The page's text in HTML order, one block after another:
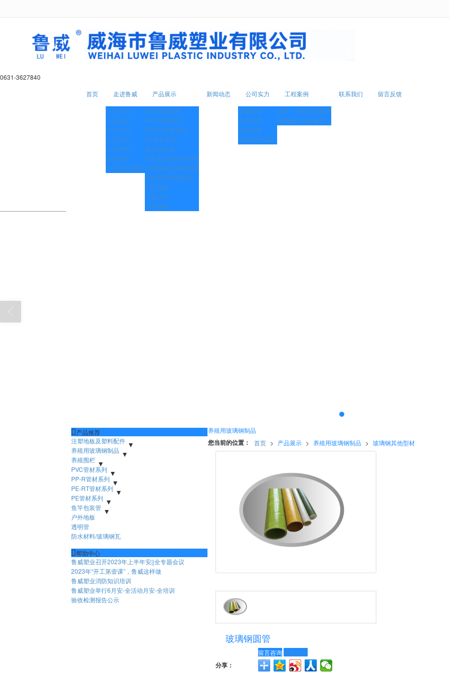
0631-3627840
首页
走进鲁威
公司介绍
企业资质
办公环境
企业文化
企业详情
组织构架
产品360°视频
产品展示
PVC管材系列
PP-R管材系列
PE-RT管材系列
PE管材系列
鱼竿包装管
水乳型沥青防水材料
注塑地板及塑料配件
养殖用玻璃钢制品
PVC墙板
注塑小件
户外地板
新闻动态
公司实力
仓储环境
车间环境
实验设备
实验室样品室
工程案例
管件、管材工程案例
养殖配件工程案例
联系我们 留言反馈
养殖用玻璃钢制品
您当前的位置： 首页 > 产品展示 > 养殖用玻璃钢制品 > 玻璃钢其他型材
玻璃钢圆管
留言咨询 更多信息
分享：
 产品推荐
注塑地板及塑料配件
- 注塑地板- 注塑配件 - 阻燃地板
养殖用玻璃钢制品
- 玻璃钢支撑
- 玻璃钢其他型材
养殖围栏
- PVC板材- pvc型材
PVC管材系列
- PVC排水管|PVC给水管
PP-R管材系列
- PP-R冷热水管
PE-RT管材系列
- PE-RT耐热聚乙烯管道系统（地暖）
PE管材系列
- HDPE给水管
鱼竿包装管
- PVC圆管系列
- PP管系列
户外地板
透明管
防水材料/玻璃钢瓦
帮助中心
鲁威塑业召开2023年上半年安||全专题会议
2023年“开工第壹课”，鲁威这样做
鲁威塑业消防知识培训
鲁威塑业举行6月安-全活动月安-全培训
验收检测报告公示